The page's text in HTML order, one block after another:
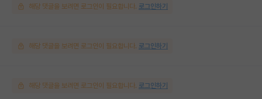
해당 댓글을 보려면 로그인이 필요합니다. 로그인하기
해당 댓글을 보려면 로그인이 필요합니다. 로그인하기
해당 댓글을 보려면 로그인이 필요합니다. 로그인하기